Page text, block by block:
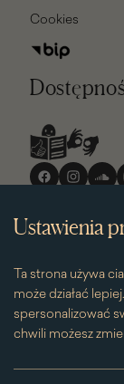
Ustawienia
Ta strona używa
może działać lepiej. Aby uzyskać więcej informacji i
spersonalizować
chwili możesz
używanie plików
„Cookies”
Cookies
Media